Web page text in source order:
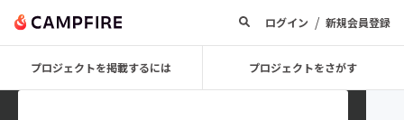
ログイン / 新規会員登録
プロジェクトを掲載するには プロジェクトをさがす